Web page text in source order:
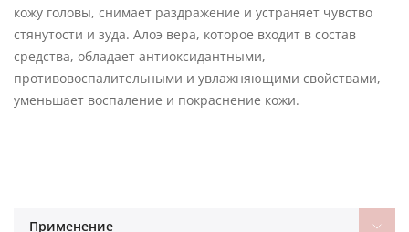
кожу головы, снимает раздражение и устраняет чувство
стянутости и зуда. Алоэ вера, которое входит в состав
средства, обладает антиоксидантными,
противовоспалительными и увлажняющими свойствами,
уменьшает воспаление и покраснение кожи.
Применение